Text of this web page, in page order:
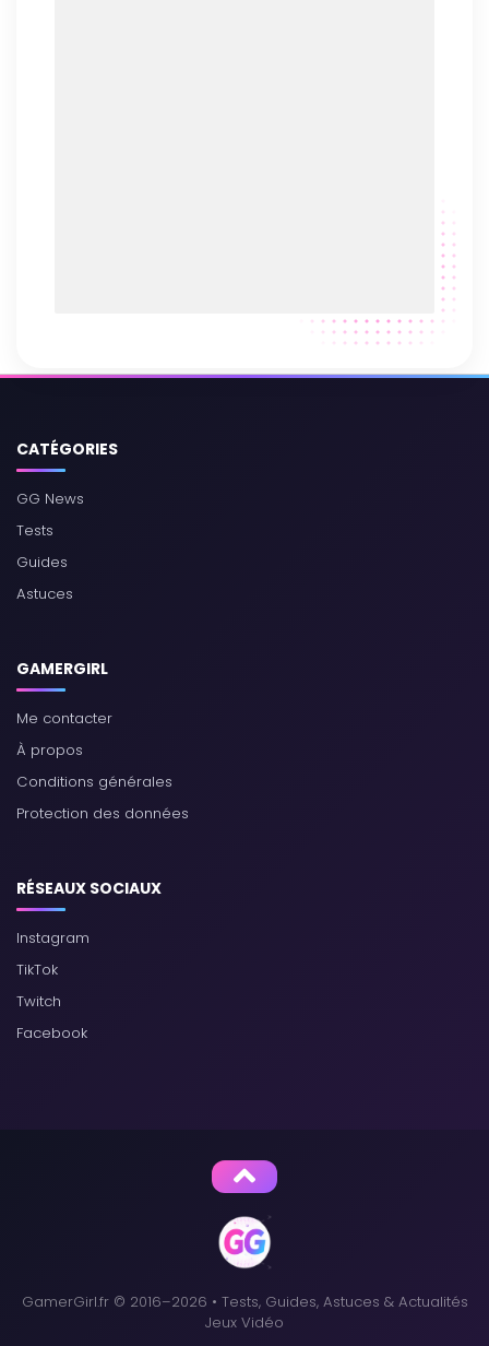
CATÉGORIES
GG News
Tests
Guides
Astuces
GAMERGIRL
Me contacter
À propos
Conditions générales
Protection des données
RÉSEAUX SOCIAUX
Instagram
TikTok
Twitch
Facebook
GamerGirl.fr © 2016–2026 • Tests, Guides, Astuces & Actualités
Jeux Vidéo